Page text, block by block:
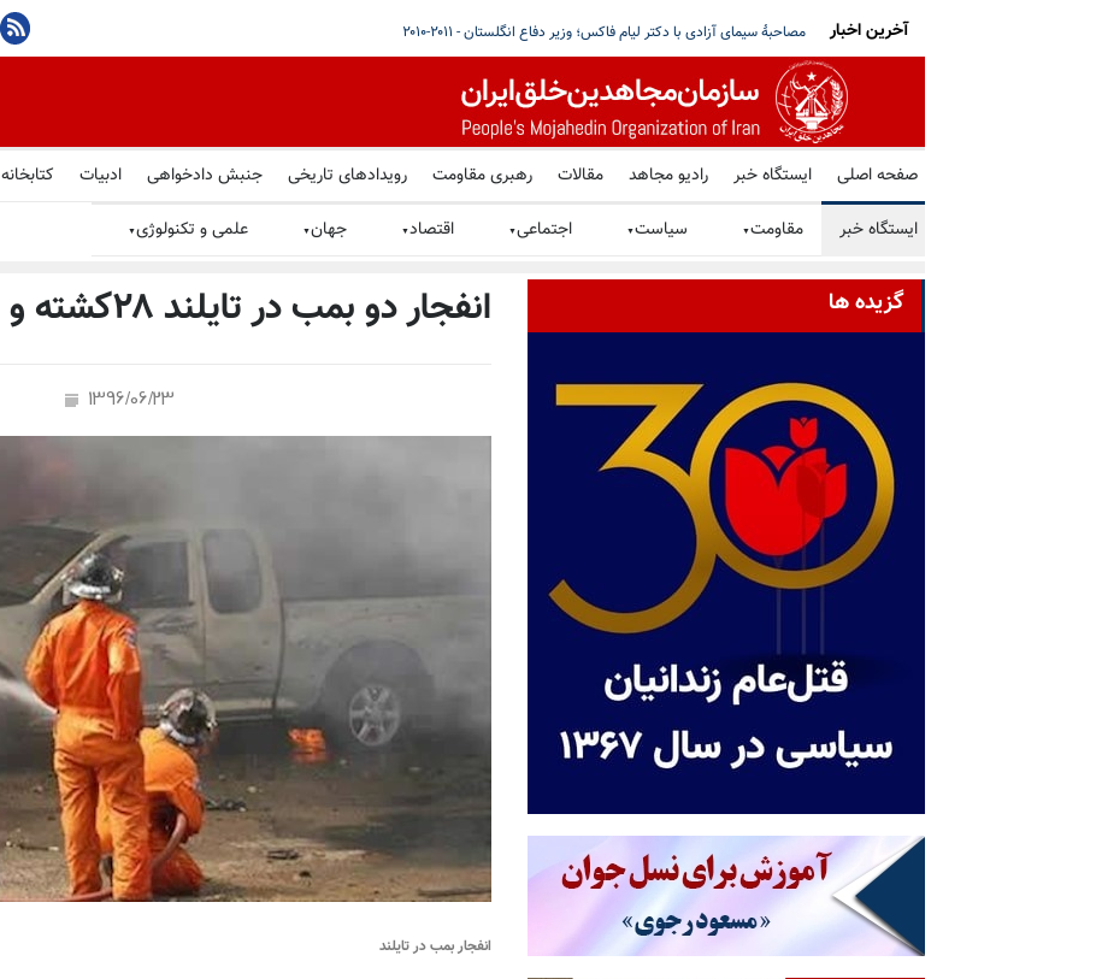
مصاحبهٔ سیمای آزادی با دکتر لیام فاکس؛ وزیر دفاع انگلستان - ۲۰۱۱-۲۰۱۰ سخنرانی اعضاء شورا، در اجلاس شورای ملی مقاومت ایران - قسمت سوم آماده می‌شود؛ گزینه‌های جدید روی میز است
آخرین اخبار
صفحه اصلی ایستگاه خبر رادیو مجاهد مقالات رهبری مقاومت رویدادهای تاریخی جنبش دادخواهی ادبیات کتابخانه
ایستگاه خبر مقاومت▼ سیاست▼ اجتماعی▼ اقتصاد▼ جهان▼ علمی و تکنولوژی▼
انفجار دو بمب در تایلند ۲۸کشته و زخمی بر جای گذاشت
1396/06/23
انفجار بمب در تایلند
گزیده ها